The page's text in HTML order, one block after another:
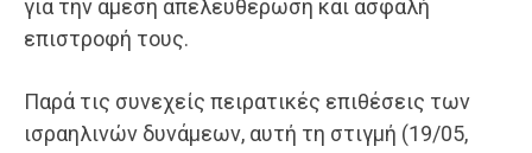
για την άμεση απελευθέρωση και ασφαλή
επιστροφή τους.
Παρά τις συνεχείς πειρατικές επιθέσεις των
ισραηλινών δυνάμεων, αυτή τη στιγμή (19/05,